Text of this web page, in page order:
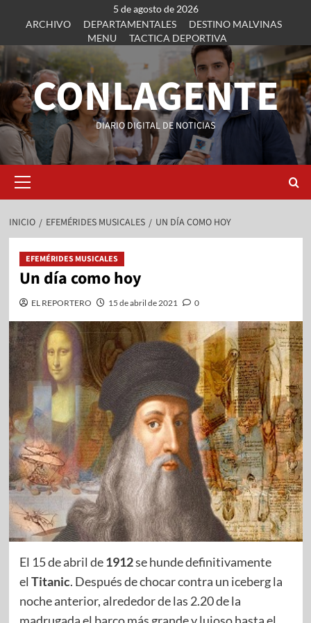
5 de agosto de 2026
ARCHIVO
DEPARTAMENTALES
DESTINO MALVINAS
MENU
TACTICA DEPORTIVA
CONLAGENTE
DIARIO DIGITAL DE NOTICIAS
INICIO EFEMÉRIDES MUSICALES UN DÍA COMO HOY
EFEMÉRIDES MUSICALES
Un día como hoy
EL REPORTERO 15 de abril de 2021 0
El 15 de abril de1912se hunde definitivamente
el Titanic. Después de chocar contra un iceberg la
noche anterior, alrededor de las 2.20 de la